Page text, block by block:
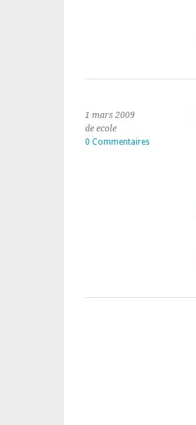
1 mars 2009
de ecole
0 Commentaires